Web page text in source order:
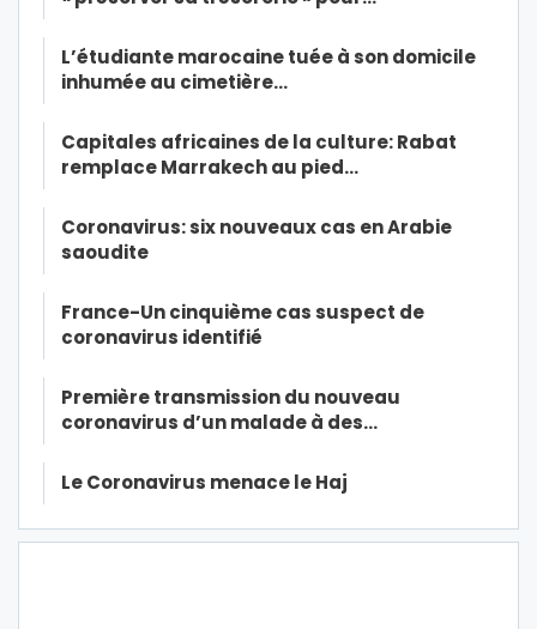
L’étudiante marocaine tuée à son domicile
inhumée au cimetière…
Capitales africaines de la culture: Rabat
remplace Marrakech au pied…
Coronavirus: six nouveaux cas en Arabie
saoudite
France-Un cinquième cas suspect de
coronavirus identifié
Première transmission du nouveau
coronavirus d’un malade à des…
Le Coronavirus menace le Haj